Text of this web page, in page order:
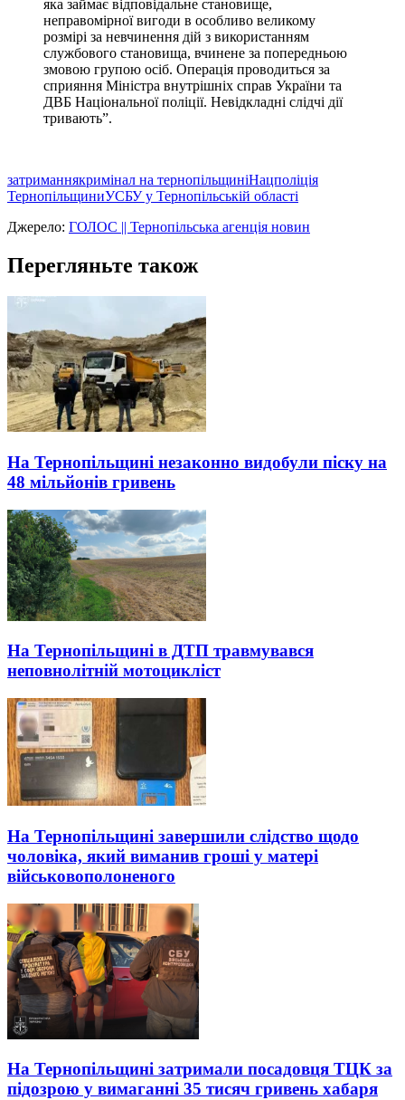
яка займає відповідальне становище,
неправомірної вигоди в особливо великому
розмірі за невчинення дій з використанням
службового становища, вчинене за попередньою
змовою групою осіб. Операція проводиться за
сприяння Міністра внутрішніх справ України та
ДВБ Національної поліції. Невідкладні слідчі дії
тривають”.
затриманнякримінал на тернопільщиніНацполіція
ТернопільщиниУСБУ у Тернопільській області
Джерело: ГОЛОС || Тернопільська агенція новин
Перегляньте також
На Тернопільщині незаконно видобули піску на
48 мільйонів гривень
На Тернопільщині в ДТП травмувався
неповнолітній мотоцикліст
На Тернопільщині завершили слідство щодо
чоловіка, який виманив гроші у матері
військовополоненого
На Тернопільщині затримали посадовця ТЦК за
підозрою у вимаганні 35 тисяч гривень хабаря